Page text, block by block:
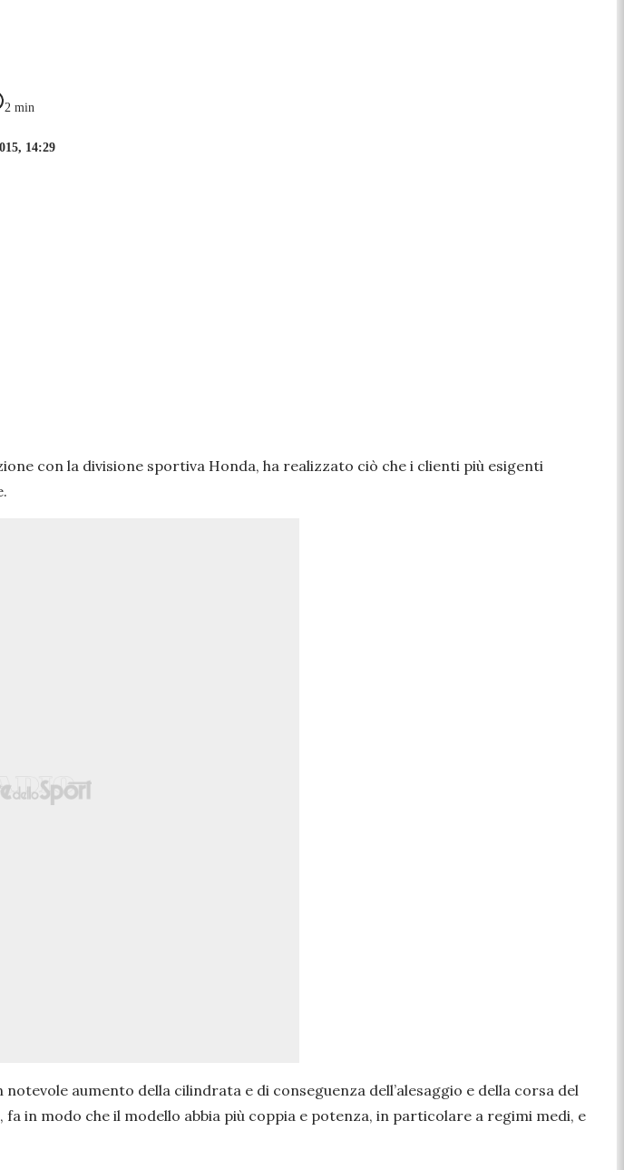
2 min
14:29
con la divisione sportiva Honda, ha realizzato ciò che i clienti più esigenti
aumento della cilindrata e di conseguenza dell’alesaggio e della corsa del
in modo che il modello abbia più coppia e potenza, in particolare a regimi medi, e